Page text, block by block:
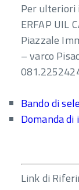
Per ulteriori
ERFAP UIL
Piazzale
– varco
Bando di
Domanda di
Link di